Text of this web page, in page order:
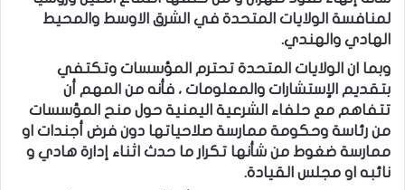
لمنافسة الولايات المتحدة في الشرق الاوسط والمحيط
الهادي والهندي.
وبما ان الولايات المتحدة تحترم المؤسسات وتكتفي
بتقديم الإستشارات والمعلومات ، فأنه من المهم أن
تتفاهم مع حلفاء الشرعية اليمنية حول منح المؤسسات
من رئاسة وحكومة ممارسة صلاحياتها دون فرض أجندات او
ممارسة ضغوط من شأنها تكرار ما حدث اثناء إدارة هادي و
نائبه او مجلس القيادة.